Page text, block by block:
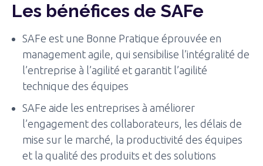
Les bénéfices de SAFe
SAFe est une Bonne Pratique éprouvée en
management agile, qui sensibilise l’intégralité de
l’entreprise à l’agilité et garantit l’agilité
technique des équipes
SAFe aide les entreprises à améliorer
l’engagement des collaborateurs, les délais de
mise sur le marché, la productivité des équipes
et la qualité des produits et des solutions